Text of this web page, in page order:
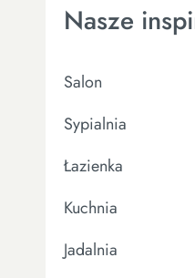
Nasze
Salon
Sypialnia
Łazienka
Kuchnia
Jadalnia